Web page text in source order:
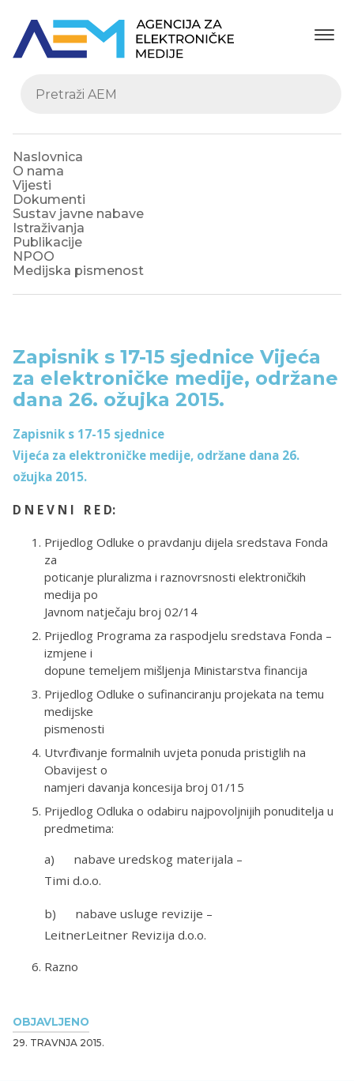
Naslovnica
O nama
Vijesti
Dokumenti
Sustav javne nabave
Istraživanja
Publikacije
NPOO
Medijska pismenost
OBJAVLJENO
29. TRAVNJA 2015.
Zapisnik s 17-15 sjednice Vijeća
za elektroničke medije, održane
dana 26. ožujka 2015.
Zapisnik s 17-15 sjednice
Vijeća za elektroničke medije, održane dana 26.
ožujka 2015.
D N E V N I R E D:
Prijedlog Odluke o pravdanju dijela sredstava Fonda
za
poticanje pluralizma i raznovrsnosti elektroničkih
medija po
Javnom natječaju broj 02/14
Prijedlog Programa za raspodjelu sredstava Fonda –
izmjene i
dopune temeljem mišljenja Ministarstva financija
Prijedlog Odluke o sufinanciranju projekata na temu
medijske
pismenosti
Utvrđivanje formalnih uvjeta ponuda pristiglih na
Obavijest o
namjeri davanja koncesija broj 01/15
Prijedlog Odluka o odabiru najpovoljnijih ponuditelja u
predmetima:
a) nabave uredskog materijala –
Timi d.o.o.
b) nabave usluge revizije –
LeitnerLeitner Revizija d.o.o.
Razno